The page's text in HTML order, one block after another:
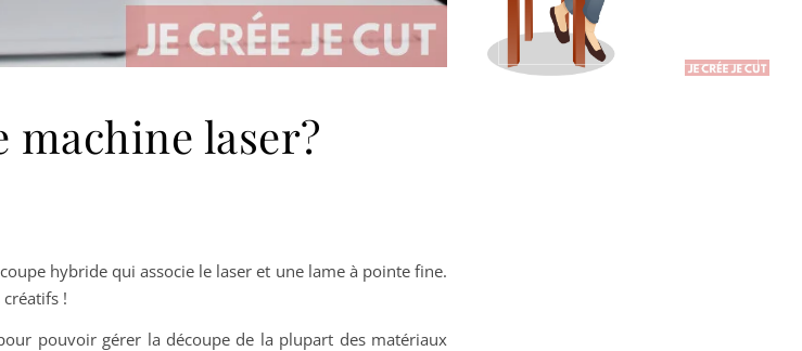
machine laser?
hybride qui associe le laser et une lame à pointe fine.
!
pouvoir gérer la découpe de la plupart des matériaux